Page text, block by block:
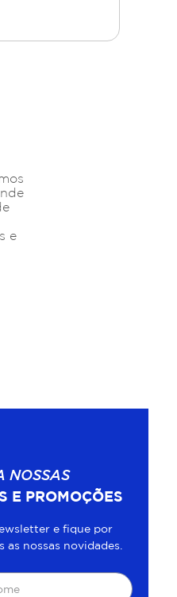
e
NOSSAS
E PROMOÇÕES
e fique por
nossas novidades.